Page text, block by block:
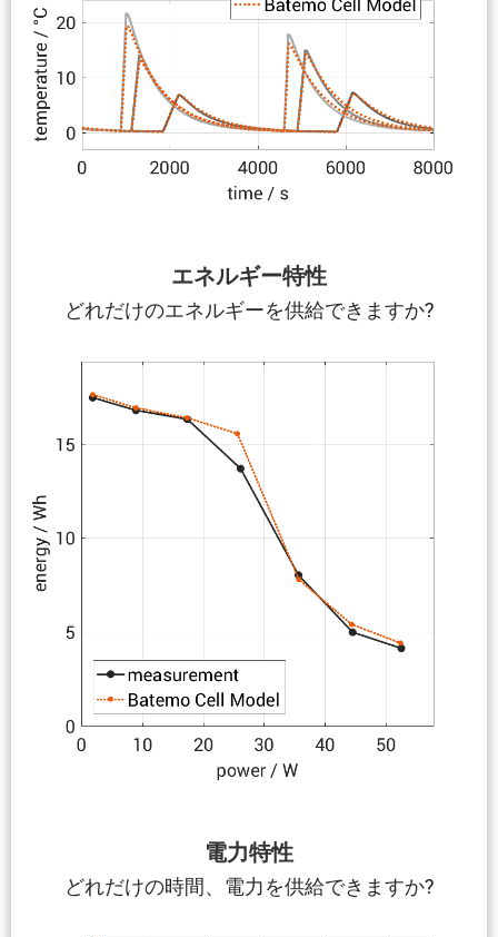
エネルギー特性
どれだけのエネルギーを供給できますか?
電力特性
どれだけの時間、電力を供給できますか?